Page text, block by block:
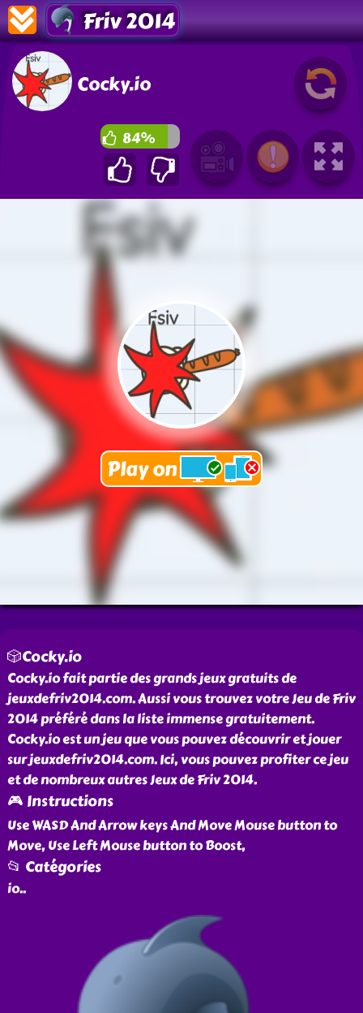
Friv 2014
Cocky.io
84%
🎲Cocky.io
Cocky.io fait partie des grands jeux gratuits de
jeuxdefriv2014.com. Aussi vous trouvez votre Jeu de Friv
2014 préféré dans la liste immense gratuitement.
Cocky.io est un jeu que vous pouvez découvrir et jouer
sur jeuxdefriv2014.com. Ici, vous pouvez profiter ce jeu
et de nombreux autres Jeux de Friv 2014.
🎮 Instructions
Use WASD And Arrow keys And Move Mouse button to
Move, Use Left Mouse button to Boost,
📂 Catégories
io..